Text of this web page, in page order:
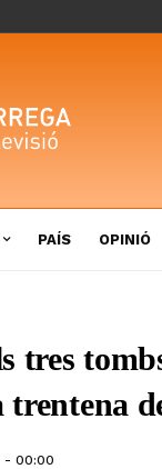
PAÍS OPINIÓ
tres
trentena
- 00:00